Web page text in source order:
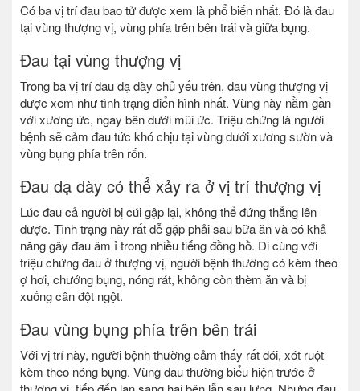
Có ba vị trí đau bao tử được xem là phổ biến nhất. Đó là đau
tại vùng thượng vị, vùng phía trên bên trái và giữa bụng.
Đau tại vùng thượng vị
Trong ba vị trí đau dạ dày chủ yếu trên, đau vùng thượng vị
được xem như tình trạng điển hình nhất. Vùng này nằm gần
với xương ức, ngay bên dưới mũi ức. Triệu chứng là người
bệnh sẽ cảm đau tức khó chịu tại vùng dưới xương sườn và
vùng bụng phía trên rốn.
Đau dạ dày có thể xảy ra ở vị trí thượng vị
Lúc đau cả người bị cúi gập lại, không thể đứng thẳng lên
được. Tình trạng này rất dễ gặp phải sau bữa ăn và có khả
năng gây đau âm ỉ trong nhiều tiếng đồng hồ. Đi cùng với
triệu chứng đau ở thượng vị, người bệnh thường có kèm theo
ợ hơi, chướng bụng, nóng rát, không còn thèm ăn và bị
xuống cân đột ngột.
Đau vùng bụng phía trên bên trái
Với vị trí này, người bệnh thường cảm thấy rất đói, xót ruột
kèm theo nóng bụng. Vùng đau thường biểu hiện trước ở